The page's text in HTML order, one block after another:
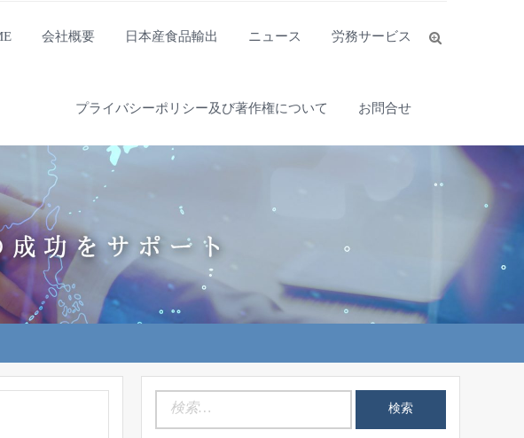
会社概要 日本産食品輸出 ニュース 労務サービス
プライバシーポリシー及び著作権について お問合せ